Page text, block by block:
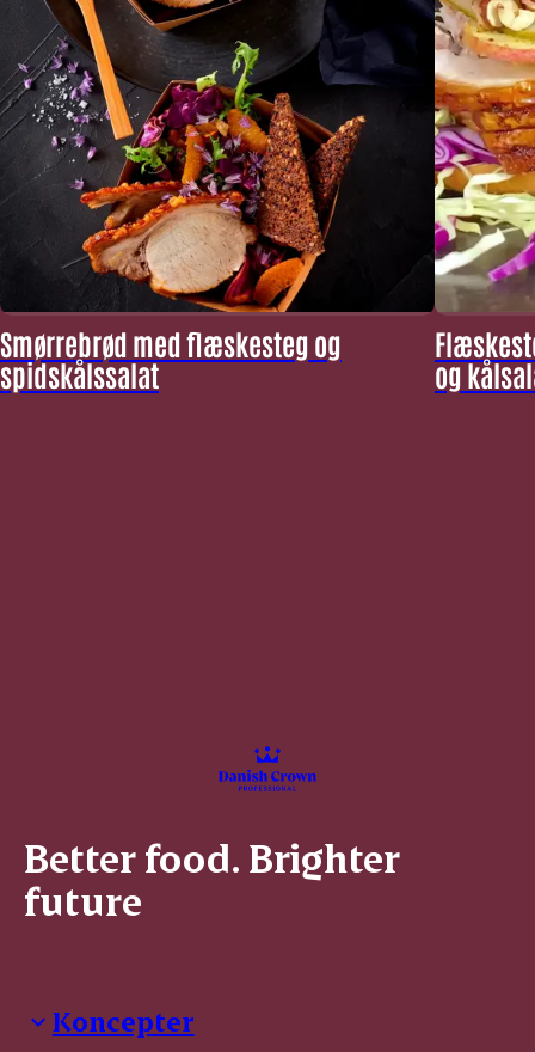
Smørrebrød med flæskesteg og
spidskålssalat
og
Better food. Brighter
future
Koncepter